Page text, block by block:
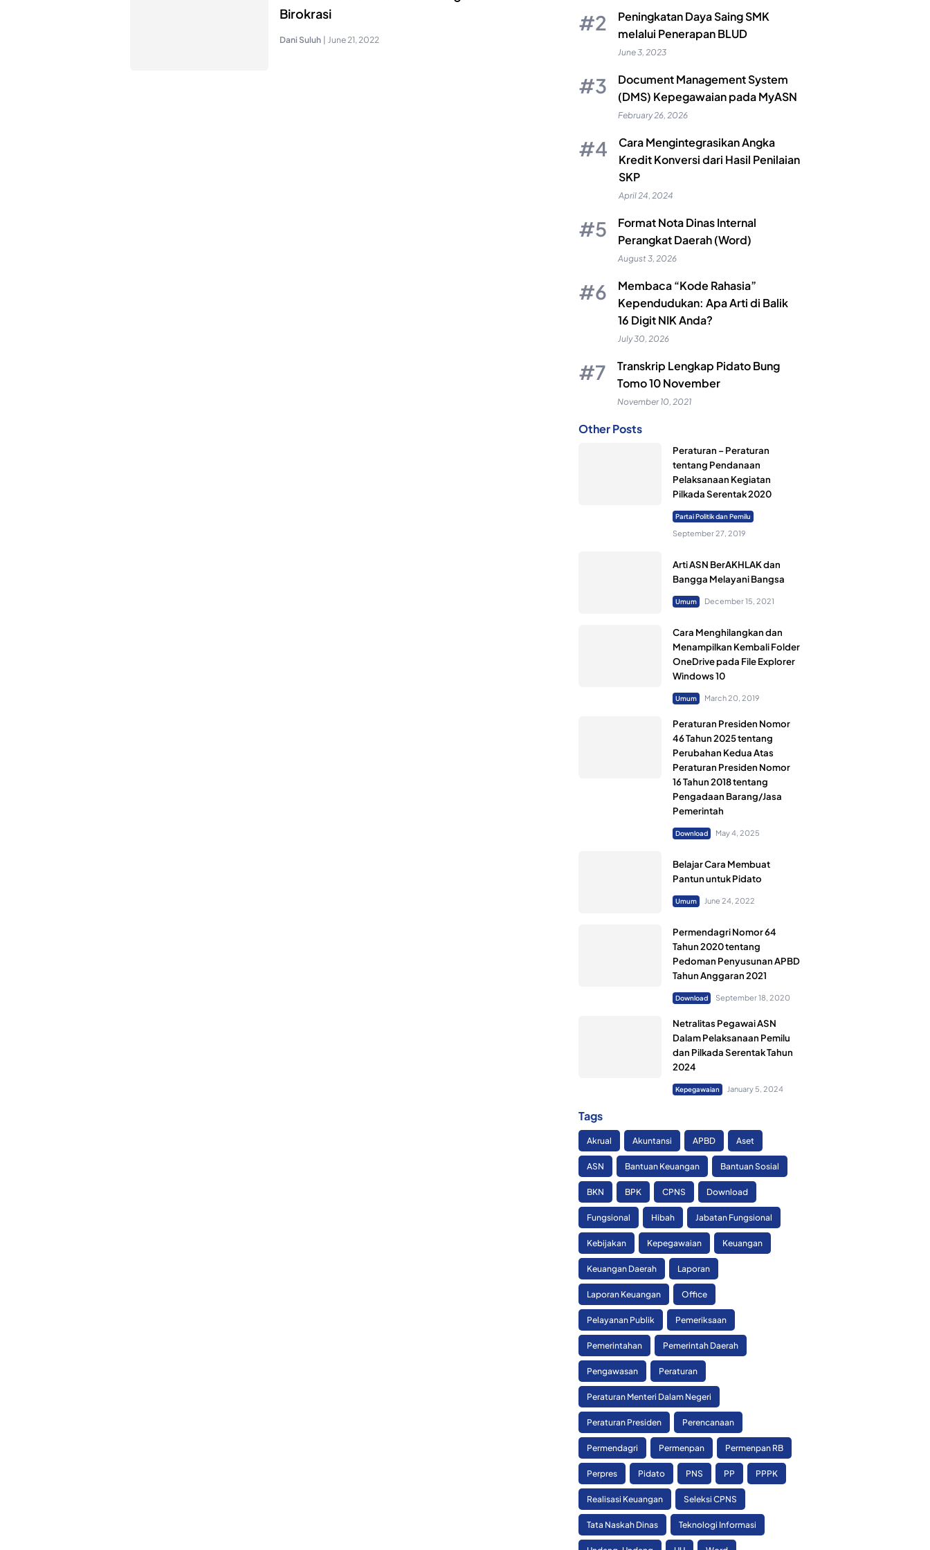
Birokrasi
Dani Suluh June 21, 2022
Peningkatan Daya Saing SMK
melalui Penerapan BLUD
June 3, 2023
Document Management System
(DMS) Kepegawaian pada MyASN
February 26, 2026
Cara Mengintegrasikan Angka
Kredit Konversi dari Hasil Penilaian
SKP
April 24, 2024
Format Nota Dinas Internal
Perangkat Daerah (Word)
August 3, 2026
Membaca “Kode Rahasia”
Kependudukan: Apa Arti di Balik
16 Digit NIK Anda?
July 30, 2026
Transkrip Lengkap Pidato Bung
Tomo 10 November
November 10, 2021
Other Posts
Peraturan – Peraturan
tentang Pendanaan
Pelaksanaan Kegiatan
Pilkada Serentak 2020
Partai Politik dan Pemilu
September 27, 2019
Arti ASN BerAKHLAK dan
Bangga Melayani Bangsa
Umum December 15, 2021
Cara Menghilangkan dan
Menampilkan Kembali Folder
OneDrive pada File Explorer
Windows 10
Umum March 20, 2019
Peraturan Presiden Nomor
46 Tahun 2025 tentang
Perubahan Kedua Atas
Peraturan Presiden Nomor
16 Tahun 2018 tentang
Pengadaan Barang/Jasa
Pemerintah
Download May 4, 2025
Belajar Cara Membuat
Pantun untuk Pidato
Umum June 24, 2022
Permendagri Nomor 64
Tahun 2020 tentang
Pedoman Penyusunan APBD
Tahun Anggaran 2021
Download September 18, 2020
Netralitas Pegawai ASN
Dalam Pelaksanaan Pemilu
dan Pilkada Serentak Tahun
2024
Kepegawaian January 5, 2024
Tags
Akrual Akuntansi APBD Aset
ASN Bantuan Keuangan Bantuan Sosial
BKN BPK CPNS Download
Fungsional Hibah Jabatan Fungsional
Kebijakan Kepegawaian Keuangan
Keuangan Daerah Laporan
Laporan Keuangan Office
Pelayanan Publik Pemeriksaan
Pemerintahan Pemerintah Daerah
Pengawasan Peraturan
Peraturan Menteri Dalam Negeri
Peraturan Presiden Perencanaan
Permendagri Permenpan Permenpan RB
Perpres Pidato PNS PP PPPK
Realisasi Keuangan Seleksi CPNS
Tata Naskah Dinas Teknologi Informasi